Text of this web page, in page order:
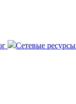
Сетевые ресурсы